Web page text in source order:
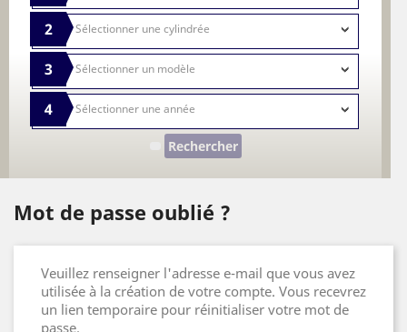
2
3
4
Rechercher
Mot de passe oublié ?
Veuillez renseigner l'adresse e-mail que vous avez
utilisée à la création de votre compte. Vous recevrez
un lien temporaire pour réinitialiser votre mot de
passe.